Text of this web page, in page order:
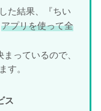
た結果、『ちい
アプリを使って全
っているので、
。
ス